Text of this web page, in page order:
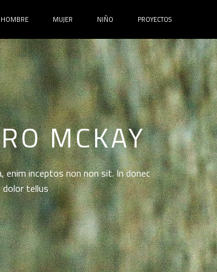
HOMBRE MUJER NIÑO PROYECTOS
MCKAY
inceptos non non sit. In donec
dolor tellus